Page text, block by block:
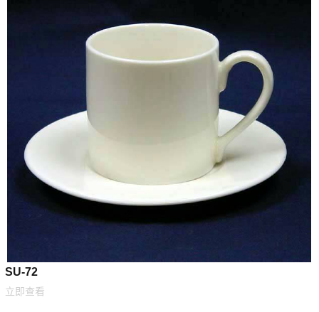
SU-72
立即查看